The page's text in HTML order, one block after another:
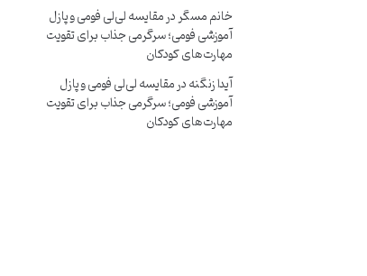
خانم مسگردرمقایسه لی‌لی فومی و پازل
آموزشی فومی؛ سرگرمی جذاب برای تقویت
مهارت‌های کودکان
آیدا زنگنهدرمقایسه لی‌لی فومی و پازل
آموزشی فومی؛ سرگرمی جذاب برای تقویت
مهارت‌های کودکان